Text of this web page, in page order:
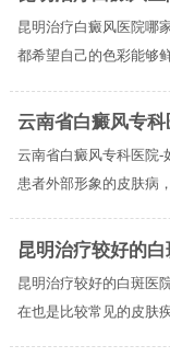
昆明治疗白癜风医院哪
都希望自己的色彩能够
云南省白癜风专
云南省白癜风专科医院-
患者外部形象的皮肤病
昆明治疗较好的
昆明治疗较好的白斑医
在也是比较常见的皮肤